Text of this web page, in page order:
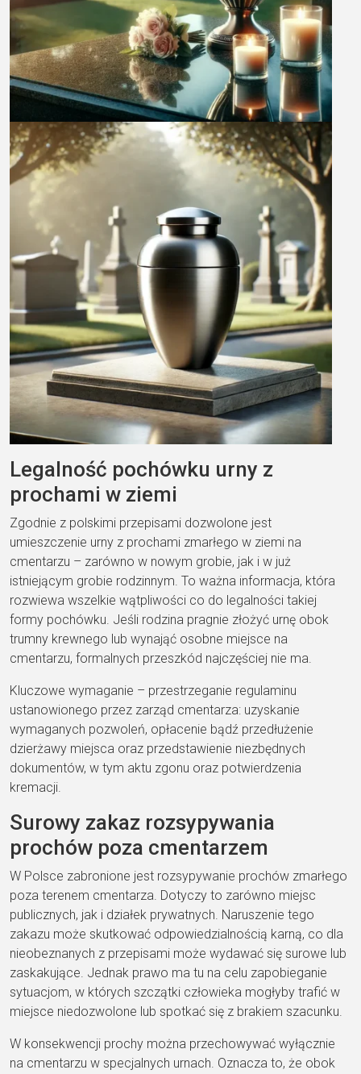
Legalność pochówku urny z
prochami w ziemi
Zgodnie z polskimi przepisami dozwolone jest
umieszczenie urny z prochami zmarłego w ziemi na
cmentarzu – zarówno w nowym grobie, jak i w już
istniejącym grobie rodzinnym. To ważna informacja, która
rozwiewa wszelkie wątpliwości co do legalności takiej
formy pochówku. Jeśli rodzina pragnie złożyć urnę obok
trumny krewnego lub wynająć osobne miejsce na
cmentarzu, formalnych przeszkód najczęściej nie ma.
Kluczowe wymaganie – przestrzeganie regulaminu
ustanowionego przez zarząd cmentarza: uzyskanie
wymaganych pozwoleń, opłacenie bądź przedłużenie
dzierżawy miejsca oraz przedstawienie niezbędnych
dokumentów, w tym aktu zgonu oraz potwierdzenia
kremacji.
Surowy zakaz rozsypywania
prochów poza cmentarzem
W Polsce zabronione jest rozsypywanie prochów zmarłego
poza terenem cmentarza. Dotyczy to zarówno miejsc
publicznych, jak i działek prywatnych. Naruszenie tego
zakazu może skutkować odpowiedzialnością karną, co dla
nieobeznanych z przepisami może wydawać się surowe lub
zaskakujące. Jednak prawo ma tu na celu zapobieganie
sytuacjom, w których szczątki człowieka mogłyby trafić w
miejsce niedozwolone lub spotkać się z brakiem szacunku.
W konsekwencji prochy można przechowywać wyłącznie
na cmentarzu w specjalnych urnach. Oznacza to, że obok